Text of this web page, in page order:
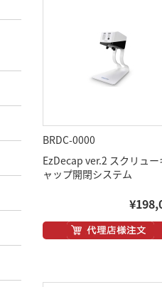
BRDC-0000
EzDecap ver.2 スクリュー
ャップ開閉システム